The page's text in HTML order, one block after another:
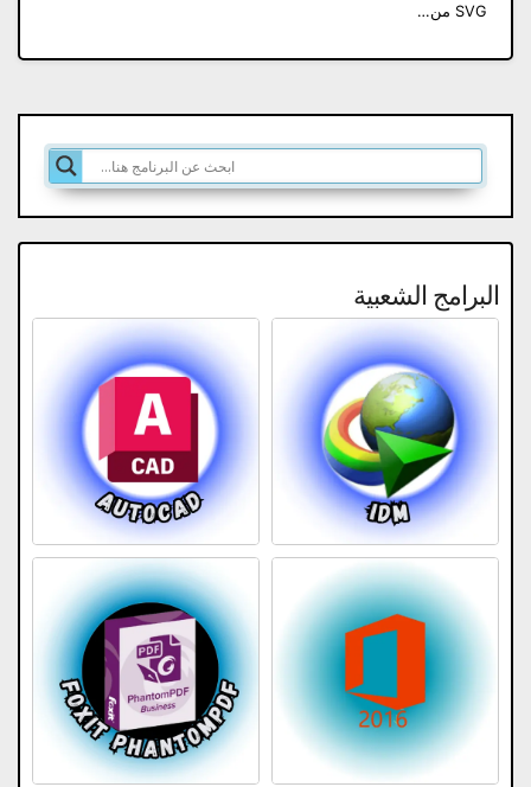
SVG من…
البرامج الشعبية